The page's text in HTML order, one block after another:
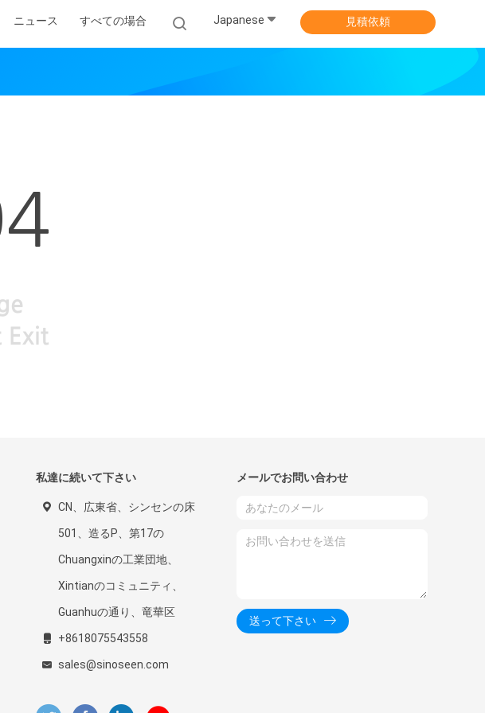
ニュース すべての場合 Japanese 見積依頼
私達に続いて下さい
CN、広東省、シンセンの床
501、造るP、第17の
Chuangxinの工業団地、
Xintianのコミュニティ、
Guanhuの通り、竜華区
+8618075543558
sales@sinoseen.com
メールでお問い合わせ
送って下さい